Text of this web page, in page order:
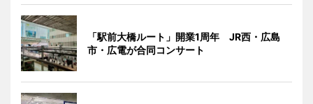
「駅前大橋ルート」開業1周年 JR西・広島
市・広電が合同コンサート